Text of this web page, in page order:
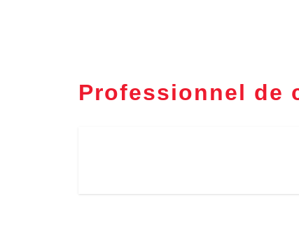
Professionnel de